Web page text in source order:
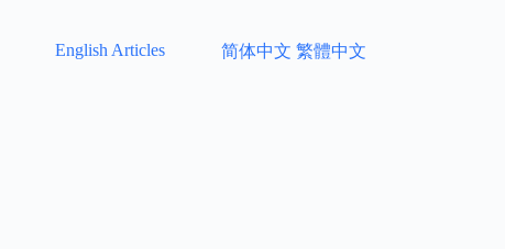
English Articles 简体中文 繁體中文